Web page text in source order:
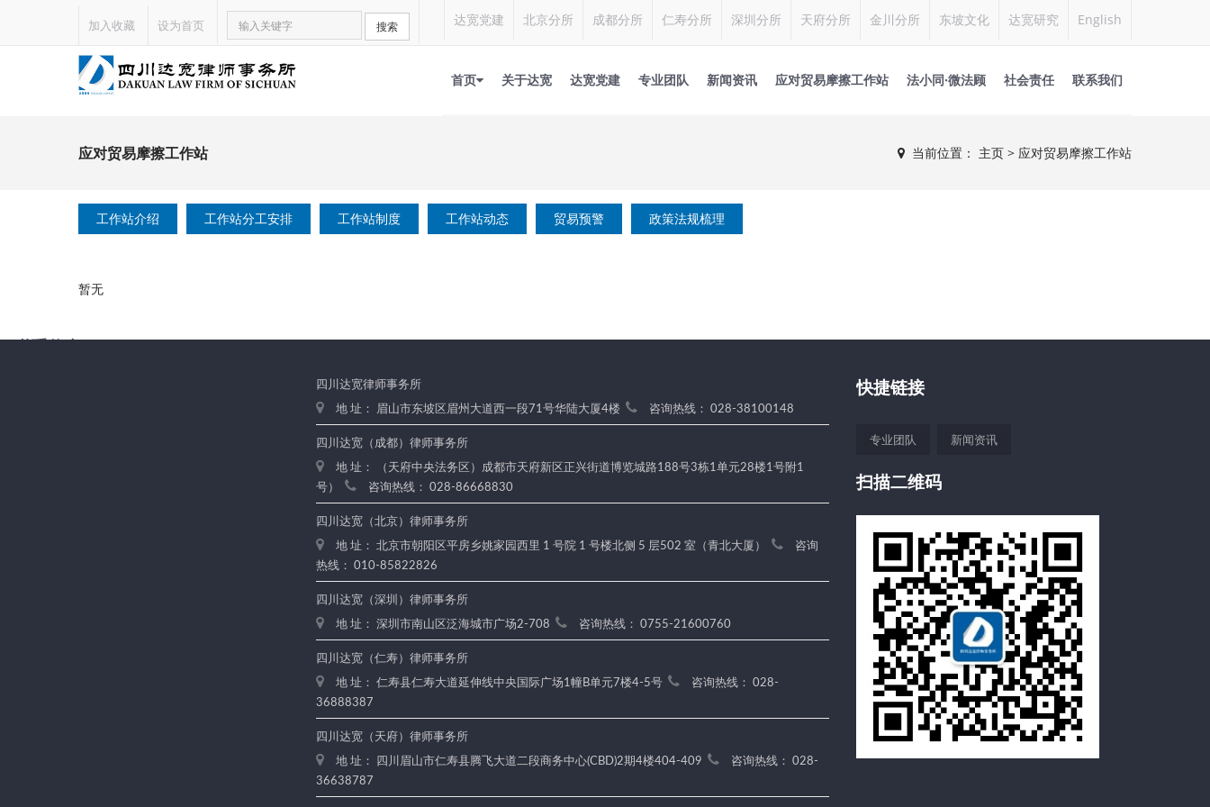
加入收藏 设为首页 搜索 达宽党建 北京分所 成都分所 仁寿分所 深圳分所 天府分所 金川分所 东坡文化 达宽研究 English
首页 关于达宽 达宽党建 专业团队 新闻资讯 应对贸易摩擦工作站 法小同·微法顾 社会责任 联系我们
应对贸易摩擦工作站 当前位置： 主页 > 应对贸易摩擦工作站
工作站介绍 工作站分工安排 工作站制度 工作站动态 贸易预警 政策法规梳理
暂无
四川达宽律师事务所
地 址： 眉山市东坡区眉州大道西一段71号华陆大厦4楼 咨询热线： 028-38100148
四川达宽（成都）律师事务所
地 址： （天府中央法务区）成都市天府新区正兴街道博览城路188号3栋1单元28楼1号附1
号）
咨询热线： 028-86668830
四川达宽（北京）律师事务所
地 址： 北京市朝阳区平房乡姚家园西里 1 号院 1 号楼北侧 5 层502 室（青北大厦）
咨询
热线： 010-85822826
四川达宽（深圳）律师事务所
地 址： 深圳市南山区泛海城市广场2-708 咨询热线： 0755-21600760
四川达宽（仁寿）律师事务所
地 址： 仁寿县仁寿大道延伸线中央国际广场1幢B单元7楼4-5号
咨询热线： 028-
36888387
四川达宽（天府）律师事务所
地 址： 四川眉山市仁寿县腾飞大道二段商务中心(CBD)2期4楼404-409
咨询热线： 028-
36638787
快捷链接
专业团队 新闻资讯
扫描二维码